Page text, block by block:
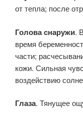
от тепла; после
Голова снаружи.
время
части;
кожи. Сильная
воздействию
Глаза. Тянущее